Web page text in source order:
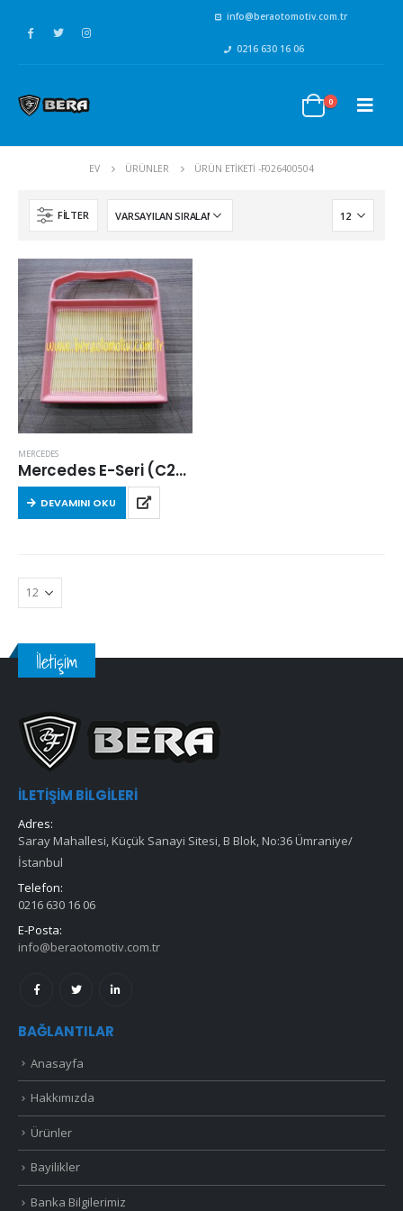
info@beraotomotiv.com.tr
0216 630 16 06
0
EV ÜRÜNLER ÜRÜN ETIKETI -F026400504
FILTER
MERCEDES
Mercedes E-Seri (C207) E 320 Coupe (207.362) 2014-2016 Arası Hava Filtresi
DEVAMINI OKU
İletişim
İLETIŞIM BILGILERI
Adres:
Saray Mahallesi, Küçük Sanayi Sitesi, B Blok, No:36 Ümraniye/
İstanbul
Telefon:
0216 630 16 06
E-Posta:
info@beraotomotiv.com.tr
BAĞLANTILAR
Anasayfa
Hakkımızda
Ürünler
Bayilikler
Banka Bilgilerimiz